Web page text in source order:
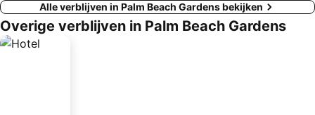
Alle verblijven in Palm Beach Gardens bekijken
Overige verblijven in Palm Beach Gardens